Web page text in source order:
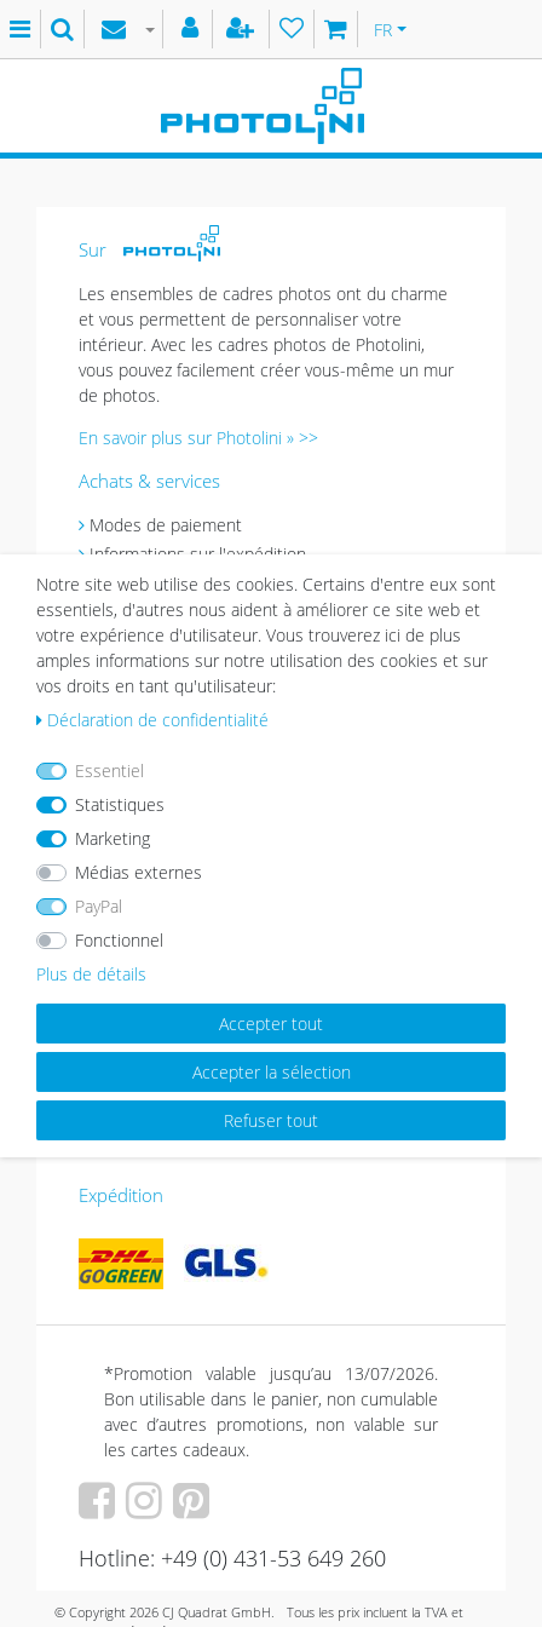
FR
Sur
Les ensembles de cadres photos ont du charme
et vous permettent de personnaliser votre
intérieur. Avec les cadres photos de Photolini,
vous pouvez facilement créer vous-même un mur
de photos.
En savoir plus sur Photolini » >>
Achats & services
Modes de paiement
Informations sur l'expédition
Réclamations & Retours
Droit de rétractation
Rétractation du contrat
Panier
Liste de souhaits
Contact
Compte
Enregistrer
Se connecter
Préférences de cookies
Entreprise
Conditions générales de vente
Protection des données
Mentions légales
Mode de paiements
Expédition
*Promotion valable jusqu’au 13/07/2026.
Bon utilisable dans le panier, non cumulable
avec d’autres promotions, non valable sur
les cartes cadeaux.
Hotline: +49 (0) 431-53 649 260
© Copyright 2026 CJ Quadrat GmbH.
Tous les prix incluent la TVA et
Notre site web utilise des cookies. Certains d'entre eux sont
essentiels, d'autres nous aident à améliorer ce site web et
votre expérience d'utilisateur. Vous trouverez ici de plus
amples informations sur notre utilisation des cookies et sur
vos droits en tant qu'utilisateur:
Déclaration de confidentialité
Essentiel
Statistiques
Marketing
Médias externes
PayPal
Fonctionnel
Plus de détails
Accepter tout
Accepter la sélection
Refuser tout